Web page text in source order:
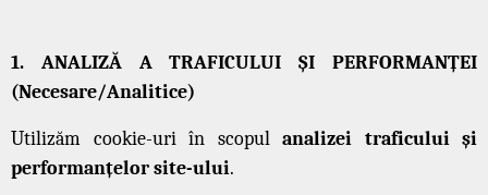
1. ANALIZĂ A TRAFICULUI ȘI PERFORMANȚEI
(Necesare/Analitice)
Utilizăm cookie-uri în scopul analizei traficului și
performanțelor site-ului.